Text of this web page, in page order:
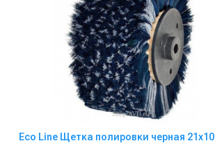
Eco Line Щетка полировки черная 21х10